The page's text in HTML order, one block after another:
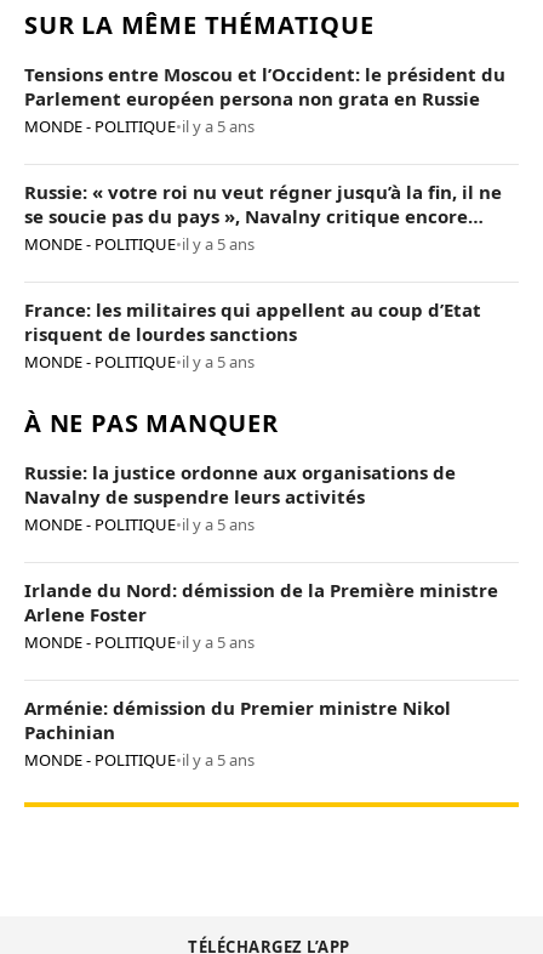
SUR LA MÊME THÉMATIQUE
Tensions entre Moscou et l’Occident: le président du
Parlement européen persona non grata en Russie
MONDE - POLITIQUE•il y a 5 ans
Russie: « votre roi nu veut régner jusqu’à la fin, il ne
se soucie pas du pays », Navalny critique encore
Poutine
MONDE - POLITIQUE•il y a 5 ans
France: les militaires qui appellent au coup d’Etat
risquent de lourdes sanctions
MONDE - POLITIQUE•il y a 5 ans
À NE PAS MANQUER
Russie: la justice ordonne aux organisations de
Navalny de suspendre leurs activités
MONDE - POLITIQUE•il y a 5 ans
Irlande du Nord: démission de la Première ministre
Arlene Foster
MONDE - POLITIQUE•il y a 5 ans
Arménie: démission du Premier ministre Nikol
Pachinian
MONDE - POLITIQUE•il y a 5 ans
TÉLÉCHARGEZ L’APP